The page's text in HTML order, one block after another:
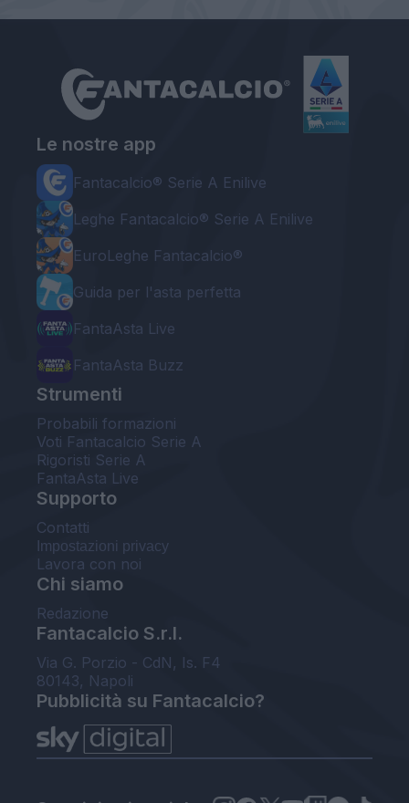
Le nostre app
Fantacalcio® Serie A Enilive
Leghe Fantacalcio® Serie A Enilive
EuroLeghe Fantacalcio®
Guida per l'asta perfetta
FantaAsta Live
FantaAsta Buzz
Strumenti
Probabili formazioni
Voti Fantacalcio Serie A
Rigoristi Serie A
FantaAsta Live
Supporto
Contatti
Impostazioni privacy
Lavora con noi
Chi siamo
Redazione
Fantacalcio S.r.l.
Via G. Porzio - CdN, Is. F4
80143, Napoli
Pubblicità su Fantacalcio?